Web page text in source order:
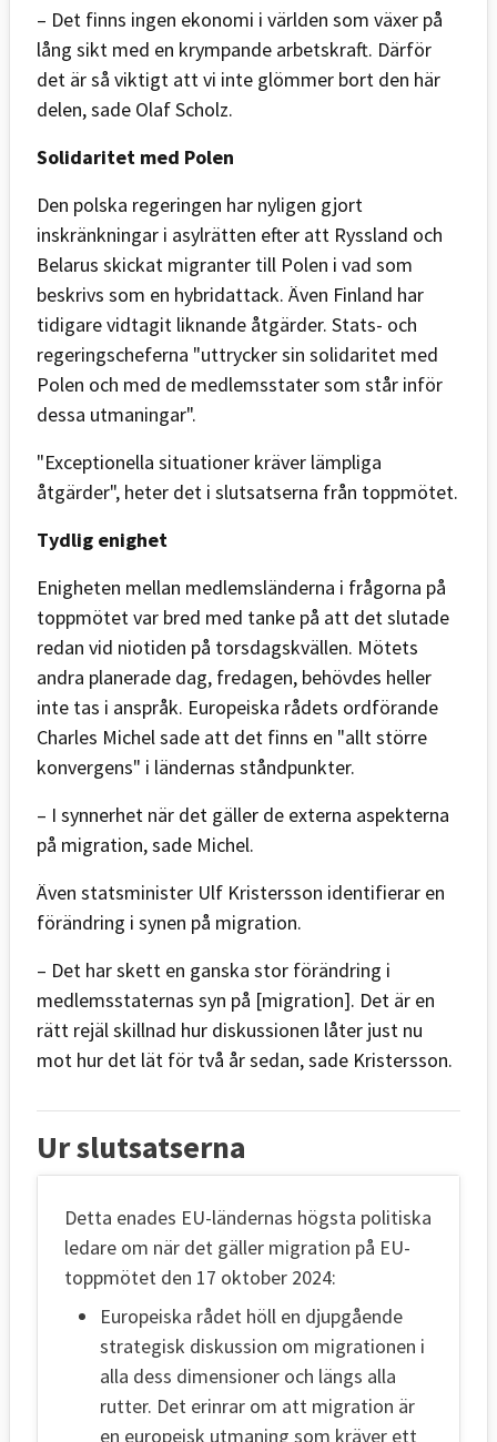
– Det finns ingen ekonomi i världen som växer på
lång sikt med en krympande arbetskraft. Därför
det är så viktigt att vi inte glömmer bort den här
delen, sade Olaf Scholz.
Solidaritet med Polen
Den polska regeringen har nyligen gjort
inskränkningar i asylrätten efter att Ryssland och
Belarus skickat migranter till Polen i vad som
beskrivs som en hybridattack. Även Finland har
tidigare vidtagit liknande åtgärder. Stats- och
regeringscheferna "uttrycker sin solidaritet med
Polen och med de medlemsstater som står inför
dessa utmaningar".
"Exceptionella situationer kräver lämpliga
åtgärder", heter det i slutsatserna från toppmötet.
Tydlig enighet
Enigheten mellan medlemsländerna i frågorna på
toppmötet var bred med tanke på att det slutade
redan vid niotiden på torsdagskvällen. Mötets
andra planerade dag, fredagen, behövdes heller
inte tas i anspråk. Europeiska rådets ordförande
Charles Michel sade att det finns en "allt större
konvergens" i ländernas ståndpunkter.
– I synnerhet när det gäller de externa aspekterna
på migration, sade Michel.
Även statsminister Ulf Kristersson identifierar en
förändring i synen på migration.
– Det har skett en ganska stor förändring i
medlemsstaternas syn på [migration]. Det är en
rätt rejäl skillnad hur diskussionen låter just nu
mot hur det lät för två år sedan, sade Kristersson.
Ur slutsatserna
Detta enades EU-ländernas högsta politiska
ledare om när det gäller migration på EU-
toppmötet den 17 oktober 2024:
Europeiska rådet höll en djupgående
strategisk diskussion om migrationen i
alla dess dimensioner och längs alla
rutter. Det erinrar om att migration är
en europeisk utmaning som kräver ett